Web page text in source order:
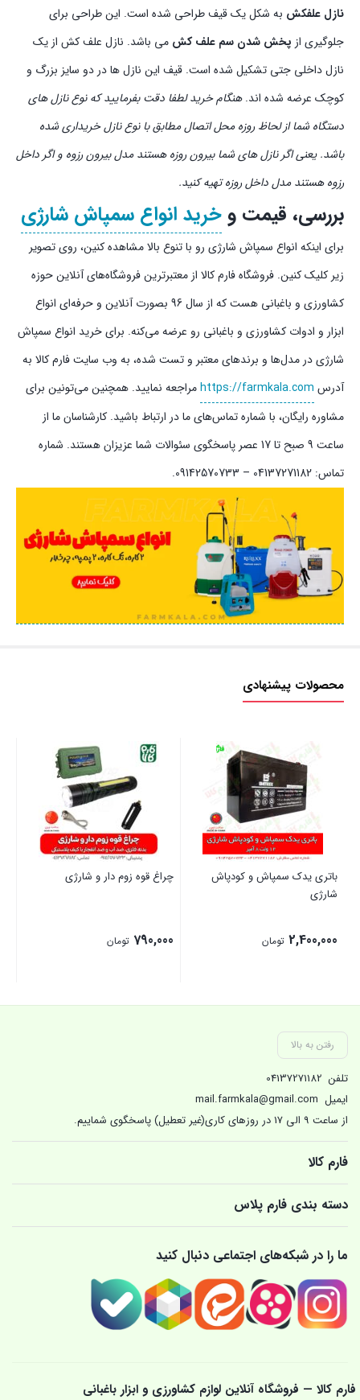
نازل علفکش به شکل یک قیف طراحی شده است. این طراحی برای
جلوگیری از پخش شدن سم علف کش می باشد. نازل علف کش از یک
نازل داخلی جتی تشکیل شده است. قیف این نازل ها در دو سایز بزرگ و
کوچک عرضه شده اند.هنگام خرید لطفا دقت بفرمایید که نوع نازل های
دستگاه شما از لحاظ روزه محل اتصال مطابق با نوع نازل خریداری شده
باشد. یعنی اگر نازل های شما بیرون روزه هستند مدل بیرون رزوه و اگر داخل
رزوه هستند مدل داخل روزه تهیه کنید.
بررسی، قیمت و خرید انواع سمپاش شارژی
برای اینکه انواع سمپاش شارژی رو با تنوع بالا مشاهده کنین، روی تصویر
زیر کلیک کنین. فروشگاه فارم کالا از معتبرترین فروشگاه‌های آنلاین حوزه
کشاورزی و باغبانی هست که از سال 96 بصورت آنلاین و حرفه‌ای انواع
ابزار و ادوات کشاورزی و باغبانی رو عرضه می‌کنه. برای خرید انواع سمپاش
شارژی در مدل‌ها و برندهای معتبر و تست شده، به وب سایت فارم کالا به
آدرس https://farmkala.comمراجعه نمایید. همچنین می‌تونین برای
مشاوره رایگان، با شماره تماس‌های ما در ارتباط باشید. کارشناسان ما از
ساعت 9 صبح تا 17 عصر پاسخگوی سئوالات شما عزیزان هستند. شماره
تماس:‌ 04137271182 – 09142570733.
محصولات پیشنهادی
باتری یدک سمپاش و کودپاش
شارژی
2,400,000 تومان
چراغ قوه زوم دار و شارژی
790,000 تومان
رفتن به بالا
تلفن 04137271182
ایمیل mail.farmkala@gmail.com
از ساعت 9 الی 17 در روزهای کاری(غیر تعطیل) پاسخگوی شماییم.
فارم کالا
دسته بندی فارم پلاس
ما را در شبکه‌های اجتماعی دنبال کنید
فارم کالا — فروشگاه آنلاین لوازم کشاورزی و ابزار باغبانی